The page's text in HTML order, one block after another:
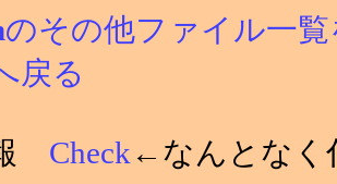
のその他ファイル一
戻る
Check ←なんとなく